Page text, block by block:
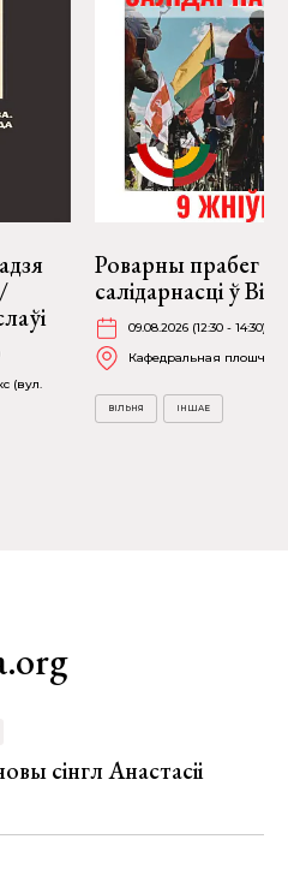
(вул.
Роварны прабег
салідарнасці ў
09.08.2026 (12:30 - 14:30)
Кафедральная плошча
ВІЛЬНЯ ІНШАЕ
сінгл Анастасіі